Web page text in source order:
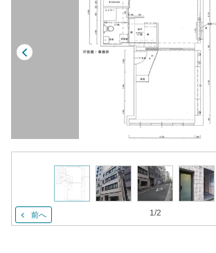
前へ 1/2